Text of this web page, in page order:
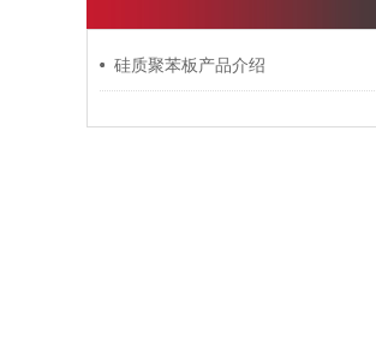
硅质聚苯板产品介绍